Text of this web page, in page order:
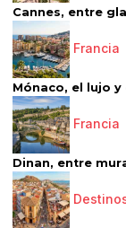
Cannes, entre
Francia
Mónaco, el lujo y
Francia
Dinan, entre